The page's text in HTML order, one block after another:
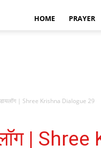
HOME PRAYER
डायलॉग | Shree Krishna Dialogue 29
|